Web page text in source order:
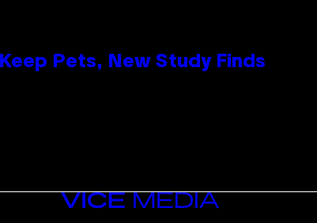
Pets, New Study Finds
VICE
MEDIA